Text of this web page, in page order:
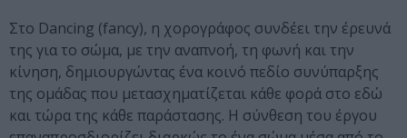
Στο Dancing (fancy), η χορογράφος συνδέει την έρευνά
της για το σώμα, με την αναπνοή, τη φωνή και την
κίνηση, δημιουργώντας ένα κοινό πεδίο συνύπαρξης
της ομάδας που μετασχηματίζεται κάθε φορά στο εδώ
και τώρα της κάθε παράστασης. Η σύνθεση του έργου